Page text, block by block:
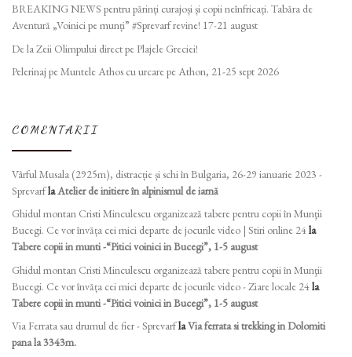
BREAKING NEWS pentru părinți curajoși și copii neînfricați. Tabăra de
Aventură „Voinici pe munți” #Sprevarf revine! 17-21 august
De la Zeii Olimpului direct pe Plajele Greciei!
Pelerinaj pe Muntele Athos cu urcare pe Athon, 21-25 sept 2026
COMENTARII
Vârful Musala (2925m), distracție și schi în Bulgaria, 26-29 ianuarie 2023 -
SprevarflaAtelier de initiere în alpinismul de iarnă
Ghidul montan Cristi Minculescu organizează tabere pentru copii în Munţii
Bucegi. Ce vor învăța cei mici departe de jocurile video | Stiri online 24la
Tabere copii in munti -“Pitici voinici in Bucegi”, 1-5 august
Ghidul montan Cristi Minculescu organizează tabere pentru copii în Munţii
Bucegi. Ce vor învăța cei mici departe de jocurile video - Ziare locale 24la
Tabere copii in munti -“Pitici voinici in Bucegi”, 1-5 august
Via Ferrata sau drumul de fier - SprevarflaVia ferrata si trekking in Dolomiti
pana la 3343m.